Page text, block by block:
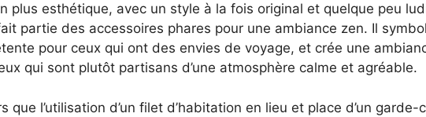
plus esthétique, avec un style à la fois original et quelque peu
partie des accessoires phares pour une ambiance zen. Il
pour ceux qui ont des envies de voyage, et crée une
qui sont plutôt partisans d’une atmosphère calme et agréable.
que l’utilisation d’un filet d’habitation en lieu et place d’un garde-